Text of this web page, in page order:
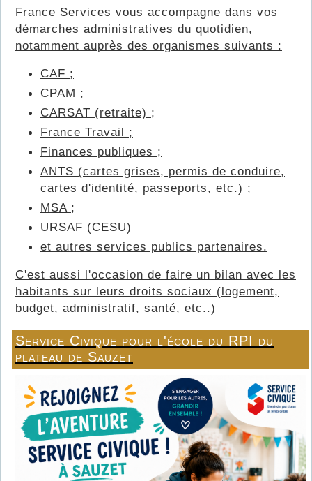
France Services vous accompagne dans vos
démarches administratives du quotidien,
notamment auprès des organismes suivants :
CAF ;
CPAM ;
CARSAT (retraite) ;
France Travail ;
Finances publiques ;
ANTS (cartes grises, permis de conduire,
cartes d'identité, passeports, etc.) ;
MSA ;
URSAF (CESU)
et autres services publics partenaires.
C'est aussi l'occasion de faire un bilan avec les
habitants sur leurs droits sociaux (logement,
budget, administratif, santé, etc..)
Service Civique pour l'école du RPI du
plateau de Sauzet